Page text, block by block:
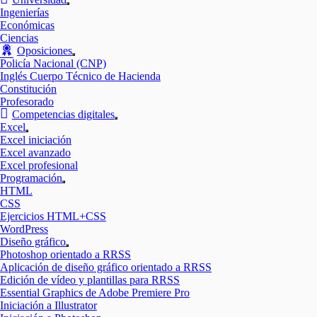
Mostrar
Ingenierías
Económicas
Ciencias
Oposiciones
Mostrar
el
submenú
Policía Nacional (CNP)
Inglés Cuerpo Técnico de Hacienda
Constitución
Profesorado
Competencias digitales
Mostrar
Excel
Mostrar
el
submenú
Excel iniciación
Excel avanzado
Excel profesional
Programación
Mostrar
HTML
CSS
Ejercicios HTML+CSS
WordPress
Diseño gráfico
Mostrar
el
submenú
Photoshop orientado a RRSS
Aplicación de diseño gráfico orientado a RRSS
Edición de vídeo y plantillas para RRSS
Essential Graphics de Adobe Premiere Pro
Iniciación a Illustrator